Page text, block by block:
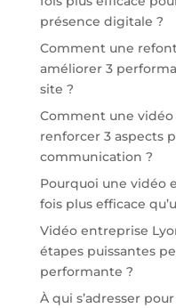
présence digitale ?
Comment une
améliorer 3
site ?
Comment une
renforcer 3 aspects
communication ?
Pourquoi une vidéo
fois plus efficace
Vidéo entreprise
étapes puissantes
performante ?
À qui s’adresser